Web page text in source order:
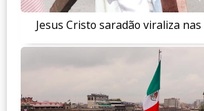
Jesus Cristo saradão viraliza